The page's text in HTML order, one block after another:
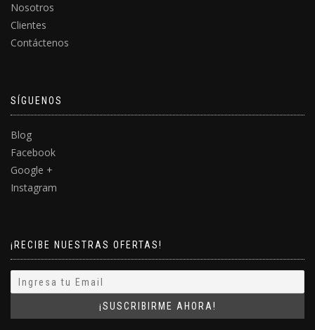
Nosotros
Clientes
Contáctenos
SÍGUENOS
Blog
Facebook
Google +
Instagram
¡RECIBE NUESTRAS OFERTAS!